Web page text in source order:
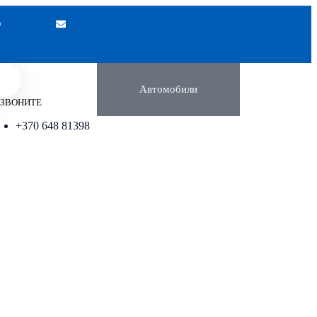
+370 648 81398
Автомобили